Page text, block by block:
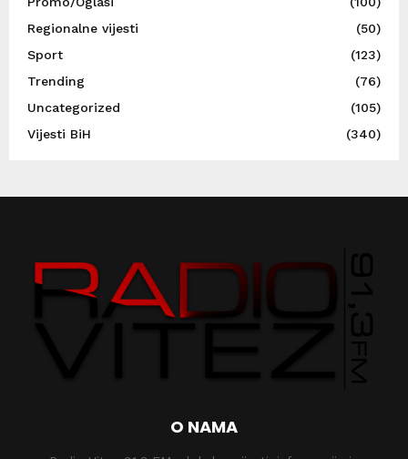
Regionalne vijesti
(50)
Sport
(123)
Trending
(76)
Uncategorized
(105)
Vijesti BiH
(340)
O NAMA